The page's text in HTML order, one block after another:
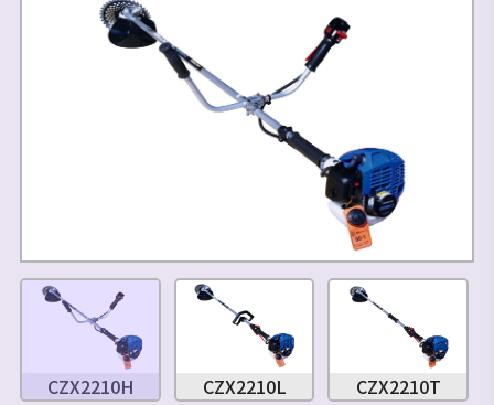
CZX2210H CZX2210L CZX2210T